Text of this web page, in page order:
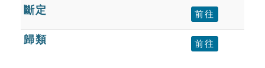
斷定 前往
歸類 前往